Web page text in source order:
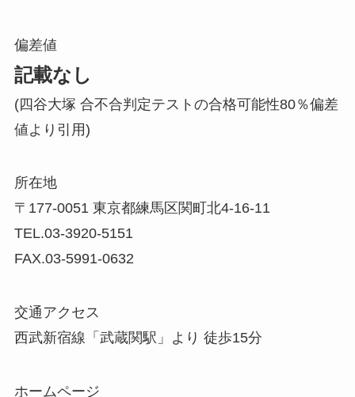
偏差値
記載なし
(四谷大塚 合不合判定テストの合格可能性80％偏差
値より引用)
所在地
〒177-0051 東京都練馬区関町北4-16-11
TEL.03-3920-5151
FAX.03-5991-0632
交通アクセス
西武新宿線「武蔵関駅」より 徒歩15分
ホームページ